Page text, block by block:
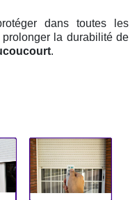
dans toutes les
la durabilité de
.